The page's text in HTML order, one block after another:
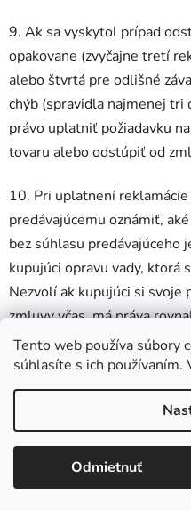
Tento web používa súbory
súhlasíte s ich používaním.
Odmietnuť
9. Ak sa vyskytol prípad
opakovane (zvyčajne tretí
alebo štvrtá pre odlišné
chýb (spravidla najmenej tri
právo uplatniť požiadavku
tovaru alebo odstúpiť od
10. Pri uplatnení
predávajúcemu oznámiť,
bez súhlasu predávajúceho
kupujúci opravu vady, ktorá
Nezvolí ak kupujúci si svoje
zmluvy včas, má práva
porušení zmluvy.
základe odstúpenia od
vrátenie kúpnej ceny v plnej
12. Ak predávajúci